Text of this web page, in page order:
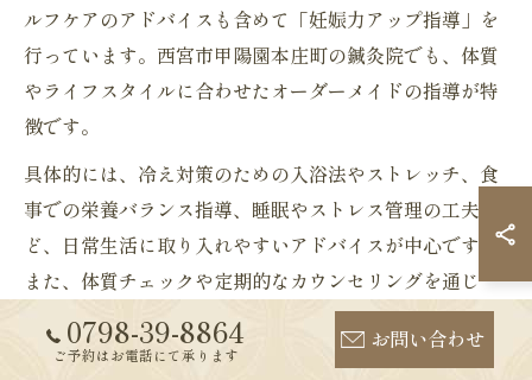
ルフケアのアドバイスも含めて「妊娠力アップ指導」を
行っています。西宮市甲陽園本庄町の鍼灸院でも、体質
やライフスタイルに合わせたオーダーメイドの指導が特
徴です。
具体的には、冷え対策のための入浴法やストレッチ、食
事での栄養バランス指導、睡眠やストレス管理の工夫な
ど、日常生活に取り入れやすいアドバイスが中心です。
また、体質チェックや定期的なカウンセリングを通じ
て、妊活の進捗や不安の解消にも努めています。
妊活は一人で悩みがちですが、鍼灸院の専門家によるサ
0798-39-8864
ご予約はお電話にて承ります
お問い合わせ